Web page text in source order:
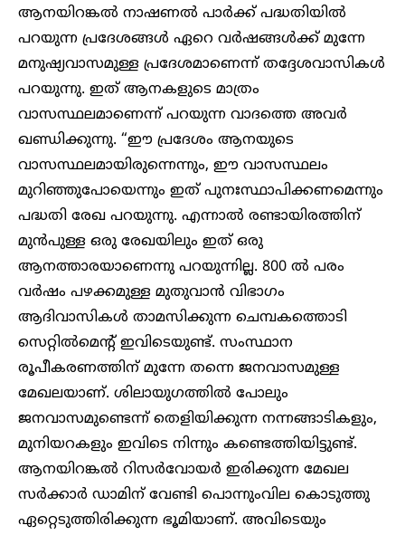
ആനയിറങ്കൽ നാഷണൽ പാർക്ക് പദ്ധതിയിൽ
പറയുന്ന പ്രദേശങ്ങൾ ഏറെ വർഷങ്ങൾക്ക് മുന്നേ
മനുഷ്യവാസമുള്ള പ്രദേശമാണെന്ന് തദ്ദേശവാസികൾ
പറയുന്നു. ഇത് ആനകളുടെ മാത്രം
വാസസ്ഥലമാണെന്ന് പറയുന്ന വാദത്തെ അവർ
ഖണ്ഡിക്കുന്നു. “ഈ പ്രദേശം ആനയുടെ
വാസസ്ഥലമായിരുന്നെന്നും, ഈ വാസസ്ഥലം
മുറിഞ്ഞുപോയെന്നും ഇത് പുനഃസ്ഥാപിക്കണമെന്നും
പദ്ധതി രേഖ പറയുന്നു. എന്നാൽ രണ്ടായിരത്തിന്
മുൻപുള്ള ഒരു രേഖയിലും ഇത് ഒരു
ആനത്താരയാണെന്നു പറയുന്നില്ല. 800 ൽ പരം
വർഷം പഴക്കമുള്ള മുതുവാൻ വിഭാഗം
ആദിവാസികൾ താമസിക്കുന്ന ചെമ്പകത്തൊടി
സെറ്റിൽമെന്റ് ഇവിടെയുണ്ട്. സംസ്ഥാന
രൂപീകരണത്തിന് മുന്നേ തന്നെ ജനവാസമുള്ള
മേഖലയാണ്. ശിലായുഗത്തിൽ പോലും
ജനവാസമുണ്ടെന്ന് തെളിയിക്കുന്ന നന്നങ്ങാടികളും,
മുനിയറകളും ഇവിടെ നിന്നും കണ്ടെത്തിയിട്ടുണ്ട്.
ആനയിറങ്കൽ റിസർവോയർ ഇരിക്കുന്ന മേഖല
സർക്കാർ ഡാമിന് വേണ്ടി പൊന്നുംവില കൊടുത്തു
ഏറ്റെടുത്തിരിക്കുന്ന ഭൂമിയാണ്. അവിടെയും